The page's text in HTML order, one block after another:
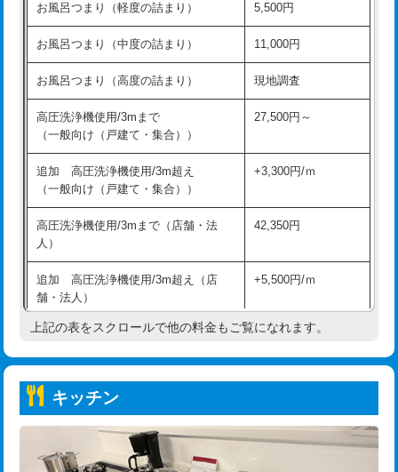
交換・取付(単水栓（壁付・デッキ
式）)
13,200円+材料費
交換・取付(混合水栓（壁付・デッキ
式・ワンホール）)
16,500円+材料費
交換・取付(排水栓・排水トラップ
（P/S/ポップアップ））
22,000円+材料費
交換・取付（その他部品） 11,000円+材料費
持込商品取付（単水栓） 13,200円
持込商品取付（混合水栓）
持込商品取付（浄水器・分岐水栓） 16,500円
持込商品取付（温水洗浄便座） 22,000円
持込商品取付（普通便座⇔温水洗浄便
22,000円
給水管工事※（ホール加工)
給水管工事※（バンド止め) 3,300円
お風呂つまり（軽度の詰まり） 5,500円
お風呂つまり（中度の詰まり） 11,000円
お風呂つまり（高度の詰まり） 現地調査
高圧洗浄機使用/3mまで
（一般向け（戸建て・集合））
27,500円～
追加 高圧洗浄機使用/3m超え
（一般向け（戸建て・集合））
+3,300円/ｍ
高圧洗浄機使用/3mまで（店舗・法
人）
42,350円
追加 高圧洗浄機使用/3m超え（店
舗・法人）
+5,500円/ｍ
高度高圧洗浄換 現地調査
トーラー機使用/3mまで
追加トーラー機使用/3m超え +3,300円
上記の表をスクロールで他の料金もご覧になれます。
キッチン